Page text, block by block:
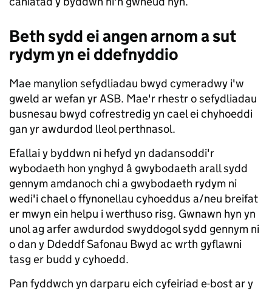
Beth sydd ei angen arnom a sut
rydym yn ei ddefnyddio
Mae manylion sefydliadau bwyd cymeradwy i'w
gweld ar wefan yr ASB. Mae'r rhestr o sefydliadau
busnesau bwyd cofrestredig yn cael ei chyhoeddi
gan yr awdurdod lleol perthnasol.
Efallai y byddwn ni hefyd yn dadansoddi'r
wybodaeth hon ynghyd â gwybodaeth arall sydd
gennym amdanoch chi a gwybodaeth rydym ni
wedi'i chael o ffynonellau cyhoeddus a/neu breifat
er mwyn ein helpu i werthuso risg. Gwnawn hyn yn
unol ag arfer awdurdod swyddogol sydd gennym ni
o dan y Ddeddf Safonau Bwyd ac wrth gyflawni
tasg er budd y cyhoedd.
Pan fyddwch yn darparu eich cyfeiriad e-bost ar y